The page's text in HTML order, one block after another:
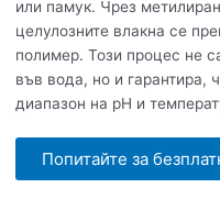
или памук. Чрез
целулозните влакна се
полимер. Този процес не
във вода, но и гарантира,
диапазон на рН и
Попитайте за